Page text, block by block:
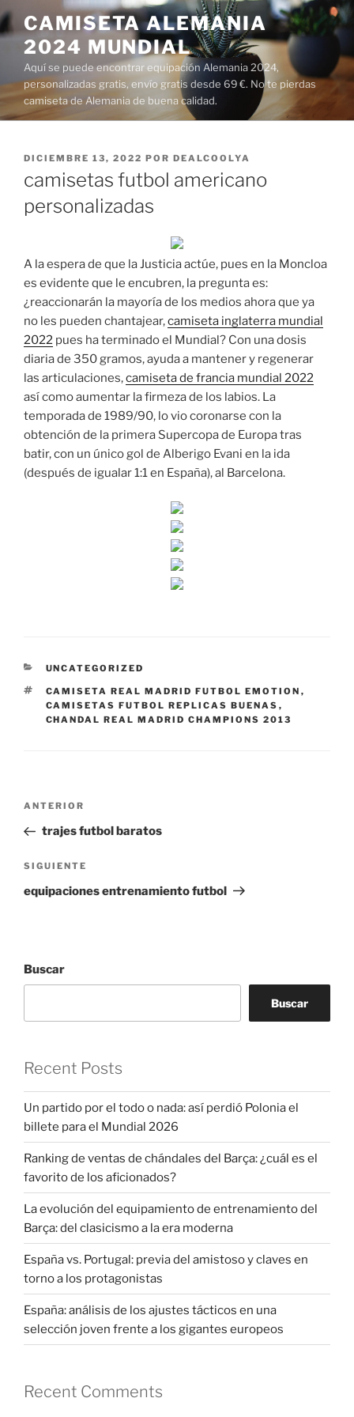
Saltar
al
contenido
CAMISETA ALEMANIA
2024 MUNDIAL
Aquí se puede encontrar equipación Alemania 2024,
personalizadas gratis, envío gratis desde 69 €. No te pierdas
camiseta de Alemania de buena calidad.
PUBLICADO
DICIEMBRE 13, 2022 POR DEALCOOLYA
camisetas futbol americano
personalizadas
A la espera de que la Justicia actúe, pues en la Moncloa
es evidente que le encubren, la pregunta es:
¿reaccionarán la mayoría de los medios ahora que ya
no les pueden chantajear,camiseta inglaterra mundial
2022 pues ha terminado el Mundial? Con una dosis
diaria de 350 gramos, ayuda a mantener y regenerar
las articulaciones,camiseta de francia mundial 2022
así como aumentar la firmeza de los labios. La
temporada de 1989/90, lo vio coronarse con la
obtención de la primera Supercopa de Europa tras
batir, con un único gol de Alberigo Evani en la ida
(después de igualar 1:1 en España), al Barcelona.
CATEGORÍAS
UNCATEGORIZED
ETIQUETAS
CAMISETA REAL MADRID FUTBOL EMOTION ,
CAMISETAS FUTBOL REPLICAS BUENAS ,
CHANDAL REAL MADRID CHAMPIONS 2013
Navegación
entradas
Entrada
anterior:
ANTERIOR
trajes futbol baratos
Siguiente
entrada
SIGUIENTE
equipaciones entrenamiento futbol
Buscar
Buscar
Recent Posts
Un partido por el todo o nada: así perdió Polonia el
billete para el Mundial 2026
Ranking de ventas de chándales del Barça: ¿cuál es el
favorito de los aficionados?
La evolución del equipamiento de entrenamiento del
Barça: del clasicismo a la era moderna
España vs. Portugal: previa del amistoso y claves en
torno a los protagonistas
España: análisis de los ajustes tácticos en una
selección joven frente a los gigantes europeos
Recent Comments